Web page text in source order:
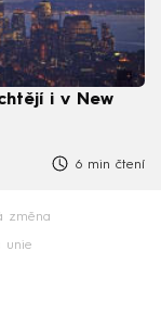
i v New
6 min čtení
změna
unie